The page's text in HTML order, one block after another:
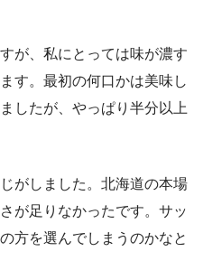
が、私にとっては味が濃す
す。最初の何口かは美味し
したが、やっぱり半分以上
がしました。北海道の本場
が足りなかったです。サッ
方を選んでしまうのかなと